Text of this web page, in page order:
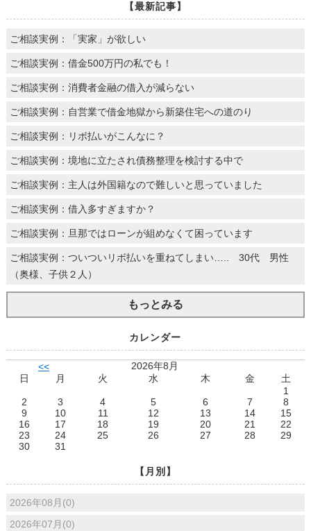
【最新記事】
ご相談実例：「実家」が欲しい
ご相談実例：借金500万円の私でも！
ご相談実例：消費者金融の借入が減らない
ご相談実例：自営業で借金地獄から新築住宅への道のり
ご相談実例：リボ払いがこんなに？
ご相談実例：境地に立たされ債務整理を検討する中で
ご相談実例：主人は外国籍なので難しいと思っていました
ご相談実例：借入多すぎますか？
ご相談実例：旦那ではローンが組めなくて困っています
ご相談実例：ついついリボ払いを重ねてしまい….. 30代 男性
（奥様、子供２人）
もっとみる
カレンダー
<<
2026年8月
日
月 火 水 木 金
土
1
2
3 4 5 6 7
8
9
10 11 12 13 14
15
16
17 18 19 20 21
22
23
24 25 26 27 28
29
30
31
【月別】
2026年08月(0)
2026年07月(0)